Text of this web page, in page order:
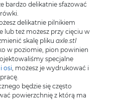
bardzo delikatnie sfazować
delikatnie pilnikiem
lub też możesz przy cięciu w
skalę pliku axle.stl
w poziomie, pion powinien
specjalne
osi, możesz je wydrukować i
będzie się często
powierzchnię z którą ma